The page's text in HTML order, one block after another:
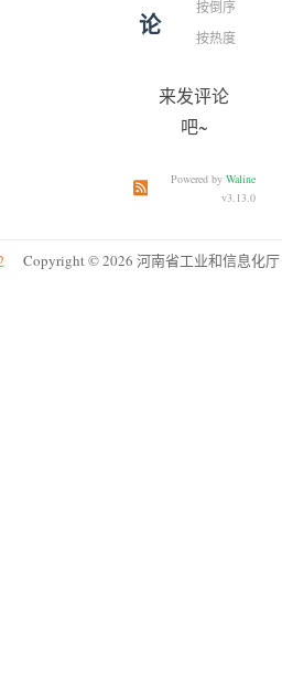
论
按倒序
按热度
来发评论
吧~
订阅本文评论 订阅本站
Powered by Waline
v3.13.0
Copyright © 2026 河南省工业和信息化厅